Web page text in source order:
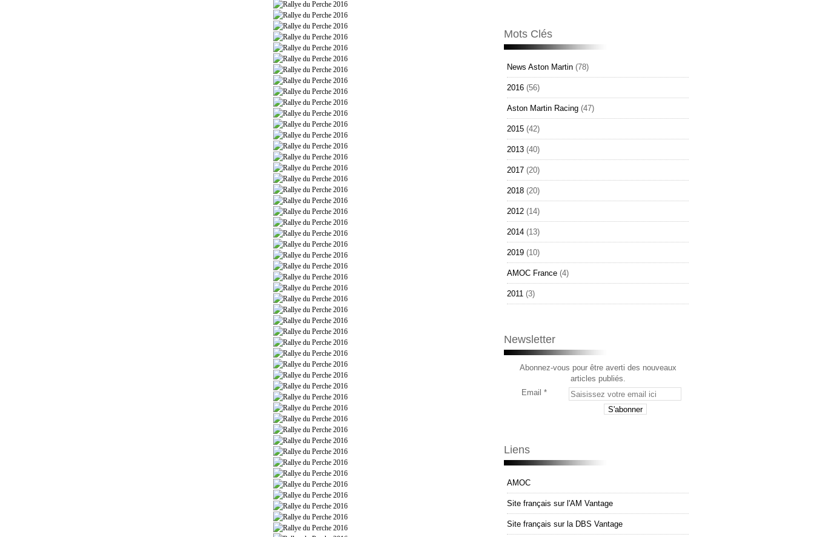
Mots Clés
News Aston Martin (78)
2016 (56)
Aston Martin Racing (47)
2015 (42)
2013 (40)
2017 (20)
2018 (20)
2012 (14)
2014 (13)
2019 (10)
AMOC France (4)
2011 (3)
Newsletter
Abonnez-vous pour être averti des nouveaux
articles publiés.
Email
Liens
AMOC
Site français sur l'AM Vantage
Site français sur la DBS Vantage